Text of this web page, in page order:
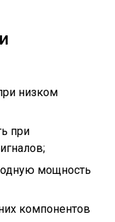
низком
при
мощность
компонентов